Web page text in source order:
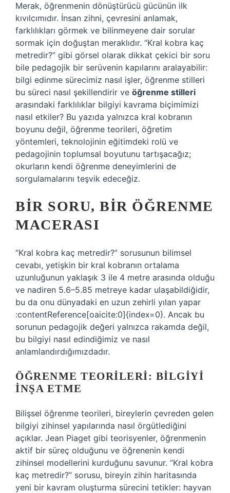
Merak, öğrenmenin dönüştürücü gücünün ilk
kıvılcımıdır. İnsan zihni, çevresini anlamak,
farklılıkları görmek ve bilinmeyene dair sorular
sormak için doğuştan meraklıdır. “Kral kobra kaç
metredir?” gibi görsel olarak dikkat çekici bir soru
bile pedagojik bir serüvenin kapılarını aralayabilir:
bilgi edinme sürecimiz nasıl işler, öğrenme stilleri
bu süreci nasıl şekillendirir ve öğrenme stilleri
arasındaki farklılıklar bilgiyi kavrama biçimimizi
nasıl etkiler? Bu yazıda yalnızca kral kobranın
boyunu değil, öğrenme teorileri, öğretim
yöntemleri, teknolojinin eğitimdeki rolü ve
pedagojinin toplumsal boyutunu tartışacağız;
okurların kendi öğrenme deneyimlerini de
sorgulamalarını teşvik edeceğiz.
BIR SORU, BIR ÖĞRENME
MACERASI
“Kral kobra kaç metredir?” sorusunun bilimsel
cevabı, yetişkin bir kral kobranın ortalama
uzunluğunun yaklaşık 3 ile 4 metre arasında olduğu
ve nadiren 5.6–5.85 metreye kadar ulaşabildiğidir,
bu da onu dünyadaki en uzun zehirli yılan yapar
:contentReference[oaicite:0]{index=0}. Ancak bu
sorunun pedagojik değeri yalnızca rakamda değil,
bu bilgiyi nasıl edindiğimiz ve nasıl
anlamlandırdığımızdadır.
ÖĞRENME TEORILERI: BILGIYI
İNŞA ETME
Bilişsel öğrenme teorileri, bireylerin çevreden gelen
bilgiyi zihinsel yapılarında nasıl örgütlediğini
açıklar. Jean Piaget gibi teorisyenler, öğrenmenin
aktif bir süreç olduğunu ve öğrenenin kendi
zihinsel modellerini kurduğunu savunur. “Kral kobra
kaç metredir?” sorusu, bireyin zihin haritasında
yeni bir kavram oluşturma sürecini tetikler: hayvan